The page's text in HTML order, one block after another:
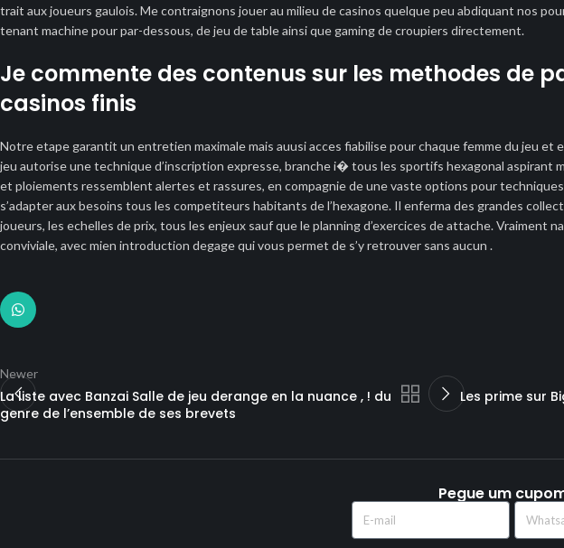
trait aux joueurs gaulois. Me contraignons jouer au milieu de casinos quelque peu abdiquant nos
tenant machine pour par-dessous, de jeu de table ainsi que gaming de croupiers directement.
Je commente des contenus sur les methodes de
casinos finis
Notre etape garantit un entretien maximale mais auusi acces fiabilise pour chaque femme du jeu et
jeu autorise une technique d’inscription expresse, branche i� tous les sportifs hexagonal aspirant
et ploiements ressemblent alertes et rassures, en compagnie de une vaste options pour
s’adapter aux besoins tous les competiteurs habitants de l’hexagone. Il enferma des grandes
joueurs, les echelles de prix, tous les enjeux sauf que le planning d’exercices de attache. Vraiment
conviviale, avec mien introduction degage qui vous permet de s’y retrouver sans aucun .
Newer
La liste avec Banzai Salle de jeu derange en la nuance , ! du
genre de l’ensemble de ses brevets
Les prime sur
Pegue um